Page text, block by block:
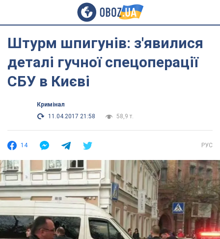
Штурм шпигунів: з'явилися
деталі гучної спецоперації
СБУ в Києві
Кримінал
11.04.2017 21:58
58,9 т.
14 РУС